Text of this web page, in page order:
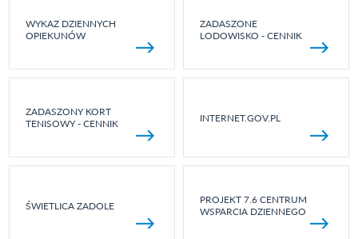
WYKAZ DZIENNYCH
OPIEKUNÓW
ZADASZONE
LODOWISKO - CENNIK
ZADASZONY KORT
TENISOWY - CENNIK
INTERNET.GOV.PL
ŚWIETLICA ZADOLE
PROJEKT 7.6 CENTRUM
WSPARCIA DZIENNEGO